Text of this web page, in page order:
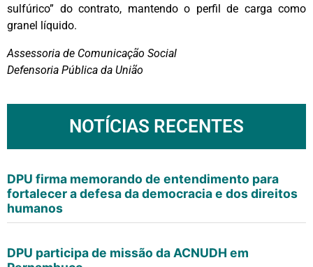
sulfúrico” do contrato, mantendo o perfil de carga como
granel líquido.
Assessoria de Comunicação Social
Defensoria Pública da União
NOTÍCIAS RECENTES
DPU firma memorando de entendimento para
fortalecer a defesa da democracia e dos direitos
humanos
DPU participa de missão da ACNUDH em